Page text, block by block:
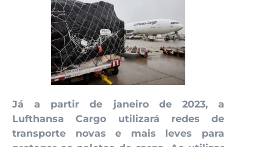
Já a partir de janeiro de 2023, a
Lufthansa Cargo utilizará redes de
transporte novas e mais leves para